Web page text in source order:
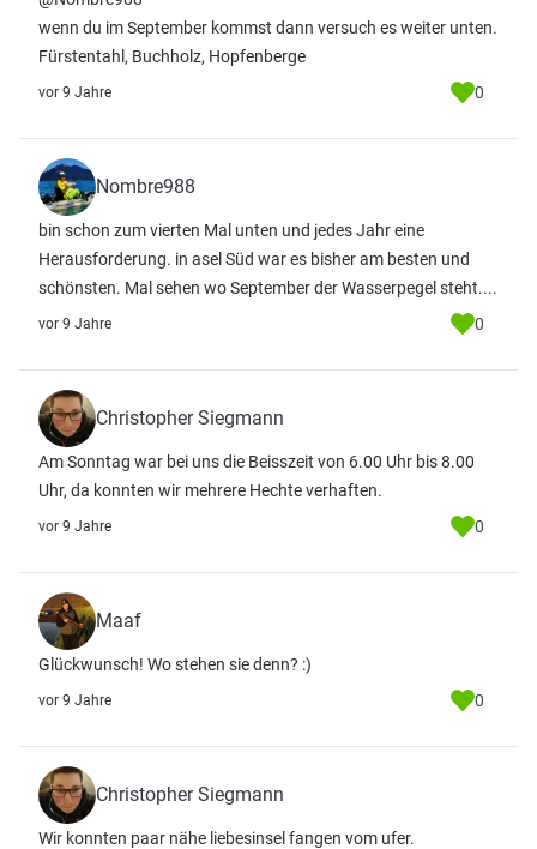
wenn du im September kommst dann versuch es weiter unten.
Fürstentahl, Buchholz, Hopfenberge
vor 9 Jahre 0
Nombre988
bin schon zum vierten Mal unten und jedes Jahr eine
Herausforderung. in asel Süd war es bisher am besten und
schönsten. Mal sehen wo September der Wasserpegel steht....
vor 9 Jahre 0
Christopher Siegmann
Am Sonntag war bei uns die Beisszeit von 6.00 Uhr bis 8.00
Uhr, da konnten wir mehrere Hechte verhaften.
vor 9 Jahre 0
Maaf
Glückwunsch! Wo stehen sie denn? :)
vor 9 Jahre 0
Christopher Siegmann
Wir konnten paar nähe liebesinsel fangen vom ufer.